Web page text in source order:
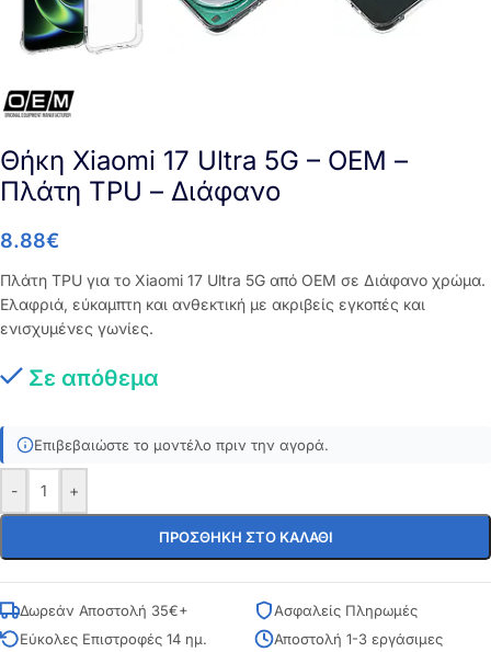
Θήκη Xiaomi 17 Ultra 5G – OEM –
Πλάτη TPU – Διάφανο
8.88€
Πλάτη TPU για το Xiaomi 17 Ultra 5G από OEM σε Διάφανο χρώμα.
Ελαφριά, εύκαμπτη και ανθεκτική με ακριβείς εγκοπές και
ενισχυμένες γωνίες.
Σε απόθεμα
Επιβεβαιώστε το μοντέλο πριν την αγορά.
- +
ΠΡΟΣΘΉΚΗ ΣΤΟ ΚΑΛΆΘΙ
Δωρεάν Αποστολή 35€+
Ασφαλείς Πληρωμές
Εύκολες Επιστροφές 14 ημ.
Αποστολή 1-3 εργάσιμες